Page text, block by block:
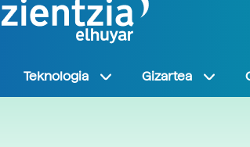
Teknologia Gizartea